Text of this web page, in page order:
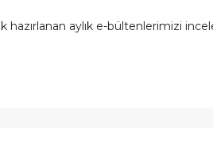
hazırlanan aylık e-bültenlerimizi